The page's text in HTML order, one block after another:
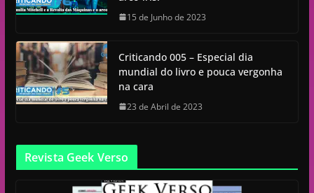
15 de Junho de 2023
Criticando 005 – Especial dia
mundial do livro e pouca vergonha
na cara
23 de Abril de 2023
Revista Geek Verso